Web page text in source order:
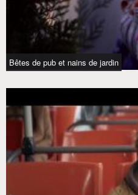
Bêtes de pub et nains de jardin